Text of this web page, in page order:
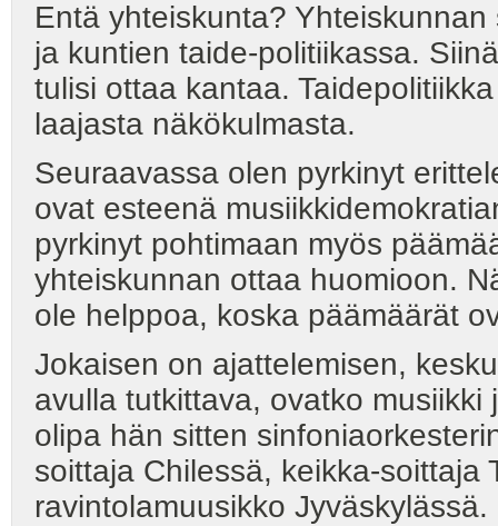
Entä yhteiskunta?
ja kuntien taide-politiikassa.
tulisi ottaa kantaa.
laajasta näkökulmasta.
Seuraavassa olen pyrkinyt
ovat esteenä
pyrkinyt pohtimaan myös
yhteiskunnan ottaa huomioon.
ole helppoa, koska päämäärät
Jokaisen on ajattelemisen,
avulla tutkittava, ovatko
olipa hän sitten
soittaja Chilessä, keikka-soittaja
ravintolamuusikko Jyväskylässä.